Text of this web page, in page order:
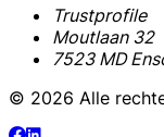
Trustprofile
Moutlaan 32
7523 MD
© 2026 Alle